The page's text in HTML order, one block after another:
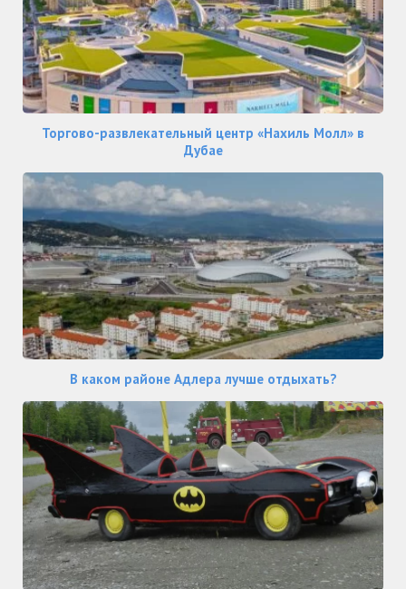
Торгово-развлекательный центр «Нахиль Молл» в
Дубае
В каком районе Адлера лучше отдыхать?